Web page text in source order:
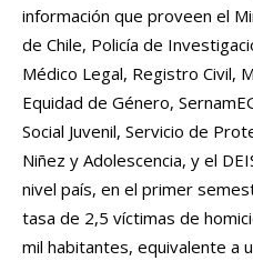
información que proveen el
de Chile, Policía de
Médico Legal, Registro Civil,
Equidad de Género,
Social Juvenil, Servicio de
Niñez y Adolescencia, y el
nivel país, en el primer
tasa de 2,5 víctimas de
mil habitantes, equivalente a